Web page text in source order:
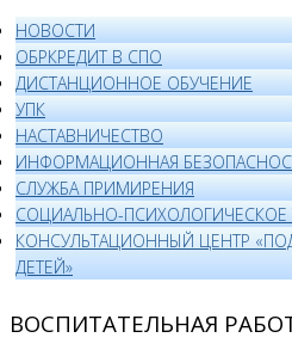
НОВОСТИ
ОБРКРЕДИТ В СПО
ДИСТАНЦИОННОЕ ОБУЧЕНИЕ
УПК
НАСТАВНИЧЕСТВО
ИНФОРМАЦИОННАЯ
СЛУЖБА ПРИМИРЕНИЯ
СОЦИАЛЬНО-ПСИХОЛОГИЧЕСКОЕ
КОНСУЛЬТАЦИОННЫЙ ЦЕНТР
ДЕТЕЙ»
ВОСПИТАТЕЛЬНАЯ